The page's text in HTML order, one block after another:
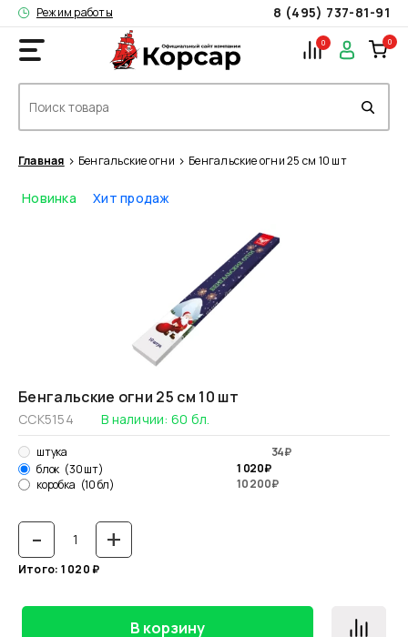
Режим работы 8 (495) 737-81-91
0 0
Главная Бенгальские огни Бенгальские огни 25 см 10 шт
Новинка Хит продаж
Бенгальские огни 25 см 10 шт
ССК5154 В наличии:60 бл.
штука 34₽
блок (30 шт) 1 020₽
коробка (10 бл) 10 200₽
- +
Итого: 1 020₽
В корзину